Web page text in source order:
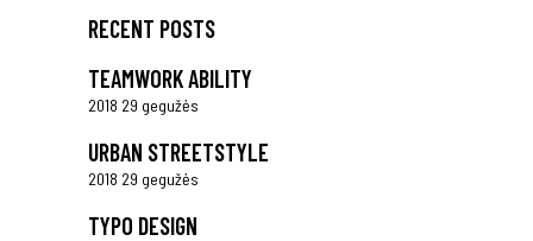
RECENT POSTS
TEAMWORK ABILITY
2018 29 gegužės
URBAN STREETSTYLE
2018 29 gegužės
TYPO DESIGN